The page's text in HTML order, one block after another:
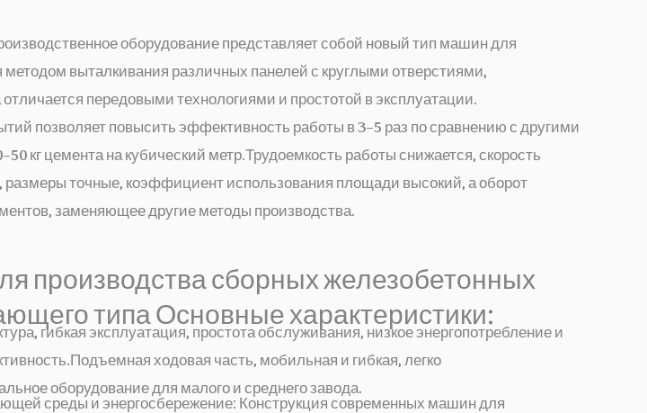
оборудование представляет собой новый тип машин для
выталкивания различных панелей с круглыми отверстиями,
передовыми технологиями и простотой в эксплуатации.
позволяет повысить эффективность работы в 3–5 раз по сравнению с другими
кг цемента на кубический метр.Трудоемкость работы снижается, скорость
размеры точные, коэффициент использования площади высокий, а оборот
заменяющее другие методы производства.
производства сборных железобетонных
типа Основные характеристики:
гибкая эксплуатация, простота обслуживания, низкое энергопотребление и
ходовая часть, мобильная и гибкая, легко
оборудование для малого и среднего завода.
среды и энергосбережение: Конструкция современных машин для